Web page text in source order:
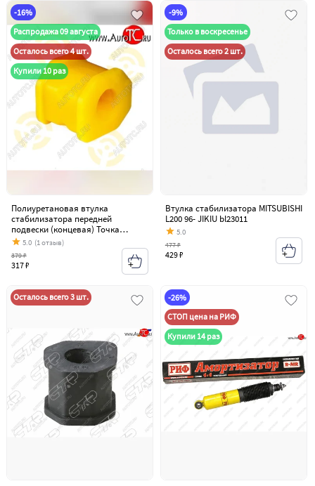
-16%
Распродажа 09 августа
Осталось всего 4 шт.
Купили 10 раз
Полиуретановая втулка
стабилизатора передней
подвески (концевая) Точка
Опоры (20 мм) Mitsubishi L200 3
K6T-K7T дорестайлинг (1996-2005)
5.0 (1 отзыв)
317 ₽
379 ₽
-9%
Только в воскресенье
Осталось всего 2 шт.
Втулка стабилизатора MITSUBISHI
L200 96- JIKIU bl23011
5.0
429 ₽
477 ₽
Осталось всего 3 шт.
-26%
СТОП цена на РИФ
Купили 14 раз